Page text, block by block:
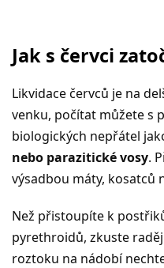
Jak s červci
Likvidace červců je na
venku, počítat můžete s
biologických nepřátel
nebo parazitické vosy.
výsadbou máty, kosatců
Než přistoupíte k
pyrethroidů, zkuste
roztoku na nádobí